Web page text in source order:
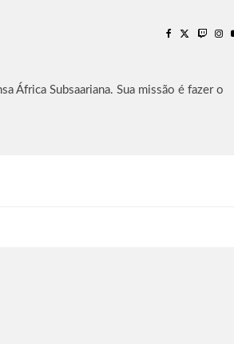
África Subsaariana. Sua missão é fazer o